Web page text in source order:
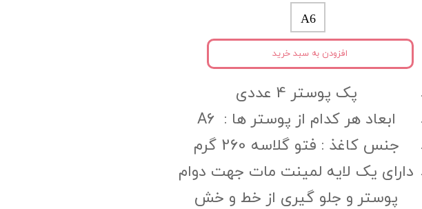
پک پوستر 4 عددی
ابعاد هر کدام از پوستر ها : A6
جنس کاغذ :‌ فتو گلاسه 260 گرم
دارای یک لایه لمینت مات جهت دوام
پوستر و جلو گیری از خط و خش
A6
افزودن به سبد خرید